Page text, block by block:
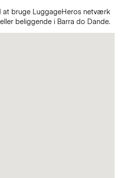
at bruge LuggageHeros netværk
beliggende i Barra do Dande.